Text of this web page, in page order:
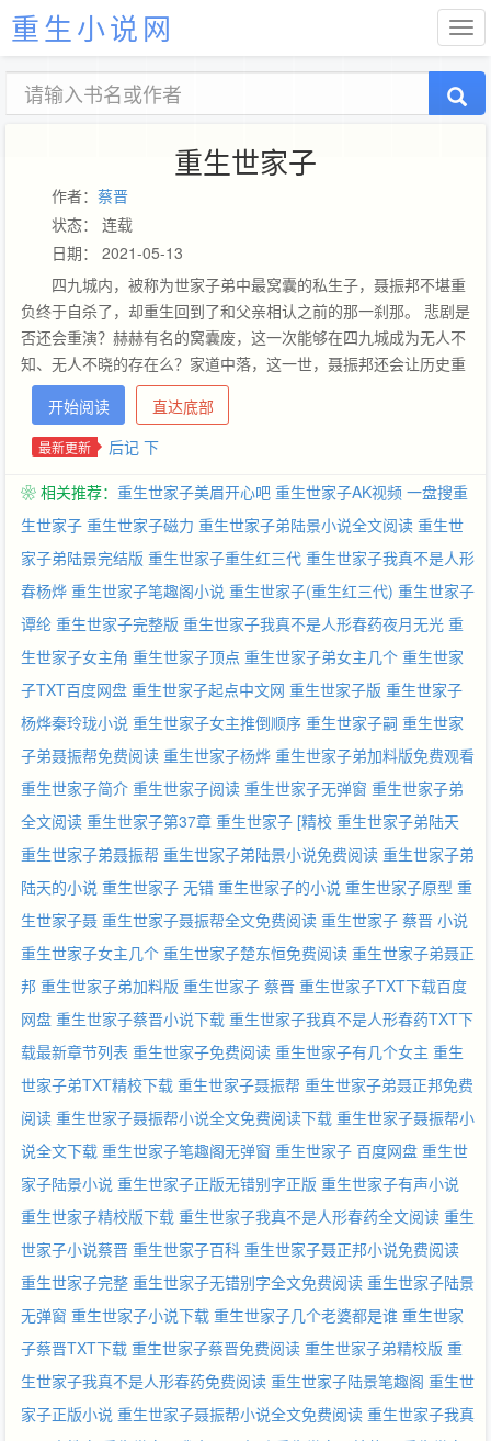
重生小说网
重生世家子
作者： 蔡晋
状态： 连载
日期： 2021-05-13
四九城内，被称为世家子弟中最窝囊的私生子，聂振邦不堪重
负终于自杀了，却重生回到了和父亲相认之前的那一刹那。 悲剧是
否还会重演？赫赫有名的窝囊废，这一次能够在四九城成为无人不
知、无人不晓的存在么？家道中落，这一世，聂振邦还会让历史重
演吗？私生子也有掌控家族的那一天么？
开始阅读 直达底部
最新更新 后记 下
❀ 相关推荐： 重生世家子美眉开心吧 重生世家子AK视频 一盘搜重
生世家子 重生世家子磁力 重生世家子弟陆景小说全文阅读 重生世
家子弟陆景完结版 重生世家子重生红三代 重生世家子我真不是人形
春杨烨 重生世家子笔趣阁小说 重生世家子(重生红三代) 重生世家子
谭纶 重生世家子完整版 重生世家子我真不是人形春药夜月无光 重
生世家子女主角 重生世家子顶点 重生世家子弟女主几个 重生世家
子TXT百度网盘 重生世家子起点中文网 重生世家子版 重生世家子
杨烨秦玲珑小说 重生世家子女主推倒顺序 重生世家子嗣 重生世家
子弟聂振帮免费阅读 重生世家子杨烨 重生世家子弟加料版免费观看
重生世家子简介 重生世家子阅读 重生世家子无弹窗 重生世家子弟
全文阅读 重生世家子第37章 重生世家子 [精校 重生世家子弟陆天
重生世家子弟聂振帮 重生世家子弟陆景小说免费阅读 重生世家子弟
陆天的小说 重生世家子 无错 重生世家子的小说 重生世家子原型 重
生世家子聂 重生世家子聂振帮全文免费阅读 重生世家子 蔡晋 小说
重生世家子女主几个 重生世家子楚东恒免费阅读 重生世家子弟聂正
邦 重生世家子弟加料版 重生世家子 蔡晋 重生世家子TXT下载百度
网盘 重生世家子蔡晋小说下载 重生世家子我真不是人形春药TXT下
载最新章节列表 重生世家子免费阅读 重生世家子有几个女主 重生
世家子弟TXT精校下载 重生世家子聂振帮 重生世家子弟聂正邦免费
阅读 重生世家子聂振帮小说全文免费阅读下载 重生世家子聂振帮小
说全文下载 重生世家子笔趣阁无弹窗 重生世家子 百度网盘 重生世
家子陆景小说 重生世家子正版无错别字正版 重生世家子有声小说
重生世家子精校版下载 重生世家子我真不是人形春药全文阅读 重生
世家子小说蔡晋 重生世家子百科 重生世家子聂正邦小说免费阅读
重生世家子完整 重生世家子无错别字全文免费阅读 重生世家子陆景
无弹窗 重生世家子小说下载 重生世家子几个老婆都是谁 重生世家
子蔡晋TXT下载 重生世家子蔡晋免费阅读 重生世家子弟精校版 重
生世家子我真不是人形春药免费阅读 重生世家子陆景笔趣阁 重生世
家子正版小说 重生世家子聂振帮小说全文免费阅读 重生世家子我真